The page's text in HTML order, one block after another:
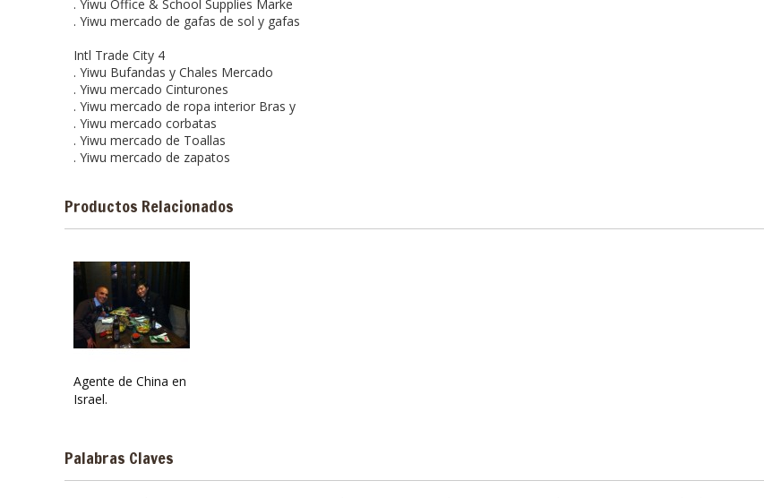
. Yiwu Office & School Supplies Marke
. Yiwu mercado de gafas de sol y gafas
Intl Trade City 4
. Yiwu Bufandas y Chales Mercado
. Yiwu mercado Cinturones
. Yiwu mercado de ropa interior Bras y
. Yiwu mercado corbatas
. Yiwu mercado de Toallas
. Yiwu mercado de zapatos
Productos Relacionados
Agente de China en
Israel.
Palabras Claves